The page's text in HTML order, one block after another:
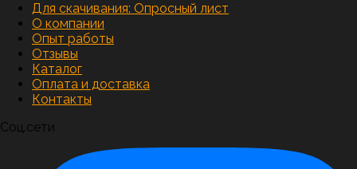
Для скачивания: Опросный лист
О компании
Опыт работы
Отзывы
Каталог
Оплата и доставка
Контакты
Соц.сети